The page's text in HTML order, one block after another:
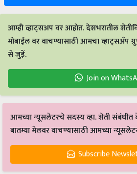
आम्ही व्हाट्सअप वर आहोत. देशभरातील
मोबाईल वर वाचण्यासाठी आमचा व्हाट्सअँप
से जुड़ें.
Join on
आमच्या न्यूसलेटरचे सदस्य व्हा. शेती संबंधीत
बातम्या मेलवर वाचण्यासाठी आमच्या
Subscribe